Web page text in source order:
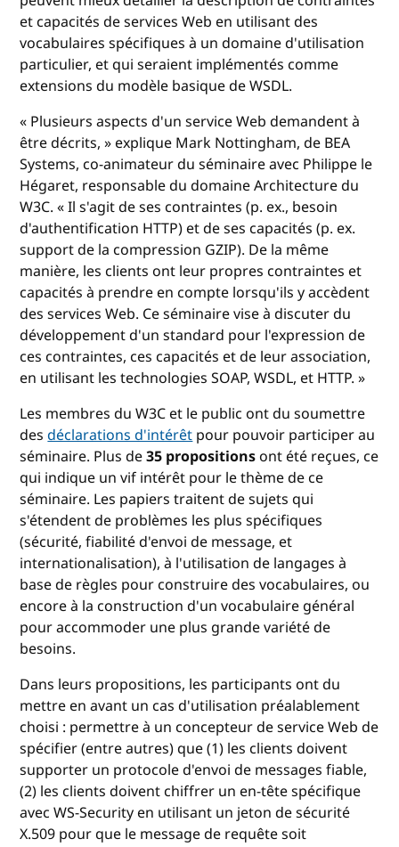
et capacités de services Web en utilisant des
vocabulaires spécifiques à un domaine d'utilisation
particulier, et qui seraient implémentés comme
extensions du modèle basique de WSDL.
« Plusieurs aspects d'un service Web demandent à
être décrits, » explique Mark Nottingham, de BEA
Systems, co-animateur du séminaire avec Philippe le
Hégaret, responsable du domaine Architecture du
W3C. « Il s'agit de ses contraintes (p. ex., besoin
d'authentification HTTP) et de ses capacités (p. ex.
support de la compression GZIP). De la même
manière, les clients ont leur propres contraintes et
capacités à prendre en compte lorsqu'ils y accèdent
des services Web. Ce séminaire vise à discuter du
développement d'un standard pour l'expression de
ces contraintes, ces capacités et de leur association,
en utilisant les technologies SOAP, WSDL, et HTTP. »
Les membres du W3C et le public ont du soumettre
desdéclarations d'intérêtpour pouvoir participer au
séminaire. Plus de35 propositionsont été reçues, ce
qui indique un vif intérêt pour le thème de ce
séminaire. Les papiers traitent de sujets qui
s'étendent de problèmes les plus spécifiques
(sécurité, fiabilité d'envoi de message, et
internationalisation), à l'utilisation de langages à
base de règles pour construire des vocabulaires, ou
encore à la construction d'un vocabulaire général
pour accommoder une plus grande variété de
besoins.
Dans leurs propositions, les participants ont du
mettre en avant un cas d'utilisation préalablement
choisi : permettre à un concepteur de service Web de
spécifier (entre autres) que (1) les clients doivent
supporter un protocole d'envoi de messages fiable,
(2) les clients doivent chiffrer un en-tête spécifique
avec WS-Security en utilisant un jeton de sécurité
X.509 pour que le message de requête soit